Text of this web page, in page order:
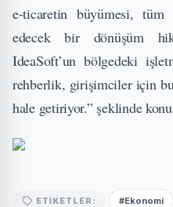
e-ticaretin büyümesi,
edecek bir dönüşüm
IdeaSoft’un bölgedeki
rehberlik, girişimciler için
hale getiriyor.” şeklinde
ETIKETLER: #Ekonomi